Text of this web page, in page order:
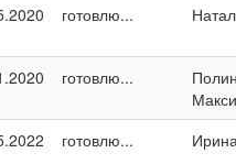
готовлю...
готовлю...
готовлю...